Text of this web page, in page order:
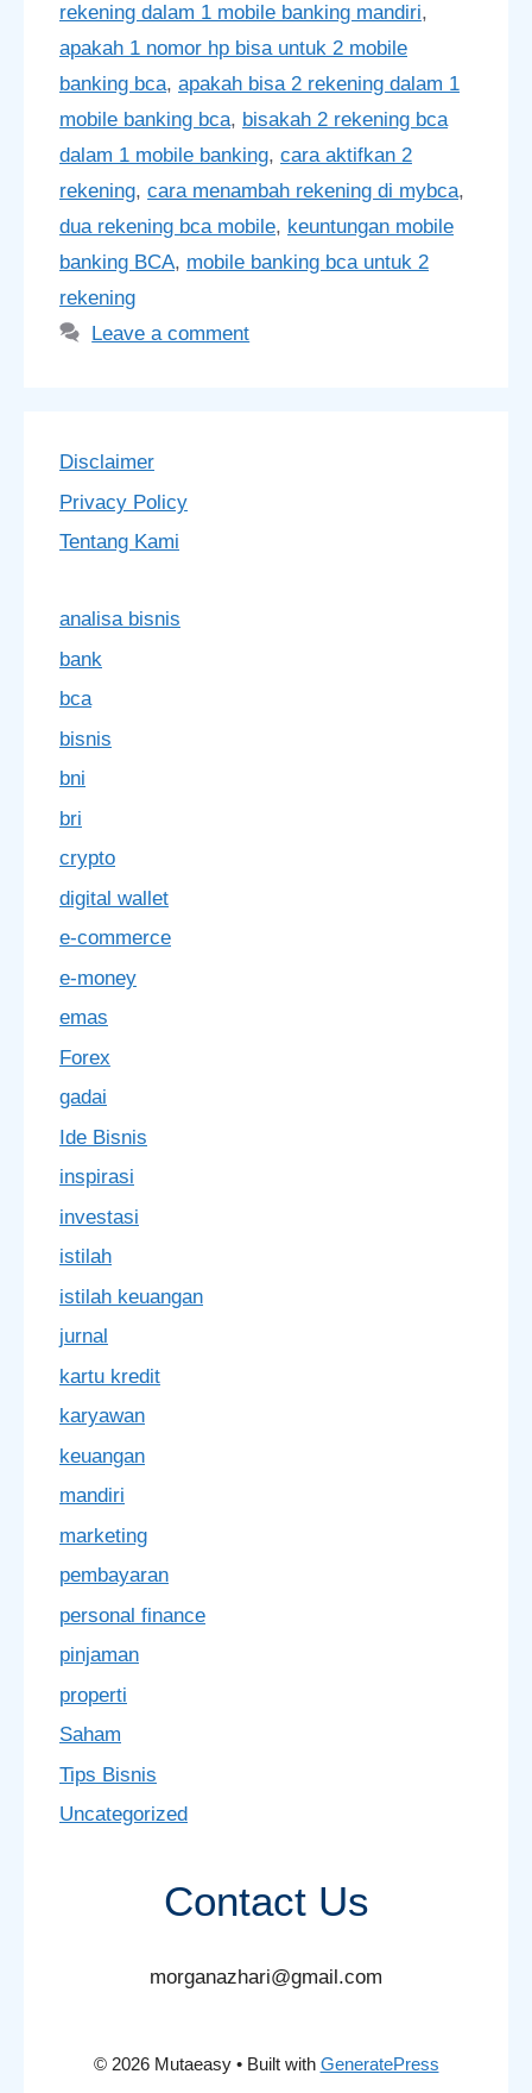
rekening dalam 1 mobile banking mandiri,
apakah 1 nomor hp bisa untuk 2 mobile
banking bca, apakah bisa 2 rekening dalam 1
mobile banking bca, bisakah 2 rekening bca
dalam 1 mobile banking, cara aktifkan 2
rekening, cara menambah rekening di mybca,
dua rekening bca mobile, keuntungan mobile
banking BCA, mobile banking bca untuk 2
rekening
Leave a comment
Disclaimer
Privacy Policy
Tentang Kami
analisa bisnis
bank
bca
bisnis
bni
bri
crypto
digital wallet
e-commerce
e-money
emas
Forex
gadai
Ide Bisnis
inspirasi
investasi
istilah
istilah keuangan
jurnal
kartu kredit
karyawan
keuangan
mandiri
marketing
pembayaran
personal finance
pinjaman
properti
Saham
Tips Bisnis
Uncategorized
Contact Us
morganazhari@gmail.com
© 2026 Mutaeasy• Built with GeneratePress